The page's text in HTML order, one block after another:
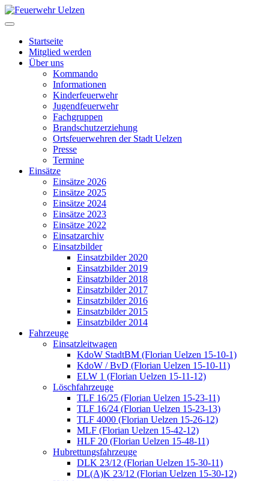
Startseite
Mitglied werden
Über uns
Kommando
Informationen
Kinderfeuerwehr
Jugendfeuerwehr
Fachgruppen
Brandschutzerziehung
Ortsfeuerwehren der Stadt Uelzen
Presse
Termine
Einsätze
Einsätze 2026
Einsätze 2025
Einsätze 2024
Einsätze 2023
Einsätze 2022
Einsatzarchiv
Einsatzbilder
Einsatzbilder 2020
Einsatzbilder 2019
Einsatzbilder 2018
Einsatzbilder 2017
Einsatzbilder 2016
Einsatzbilder 2015
Einsatzbilder 2014
Fahrzeuge
Einsatzleitwagen
KdoW StadtBM (Florian Uelzen 15-10-1)
KdoW / BvD (Florian Uelzen 15-10-11)
ELW 1 (Florian Uelzen 15-11-12)
Löschfahrzeuge
TLF 16/25 (Florian Uelzen 15-23-11)
TLF 16/24 (Florian Uelzen 15-23-13)
TLF 4000 (Florian Uelzen 15-26-12)
MLF (Florian Uelzen 15-42-12)
HLF 20 (Florian Uelzen 15-48-11)
Hubrettungsfahrzeuge
DLK 23/12 (Florian Uelzen 15-30-11)
DL(A)K 23/12 (Florian Uelzen 15-30-12)